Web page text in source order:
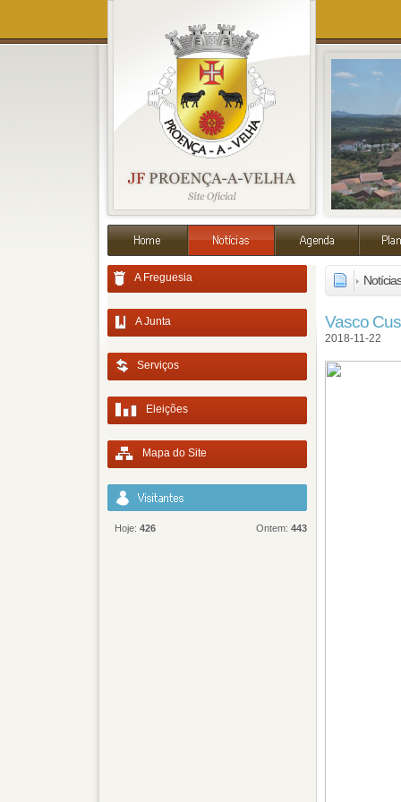
A Freguesia
A Junta
Serviços
Eleições
Mapa do Site
Hoje: 426 Ontem: 443
Notícias
Vasco
2018-11-22